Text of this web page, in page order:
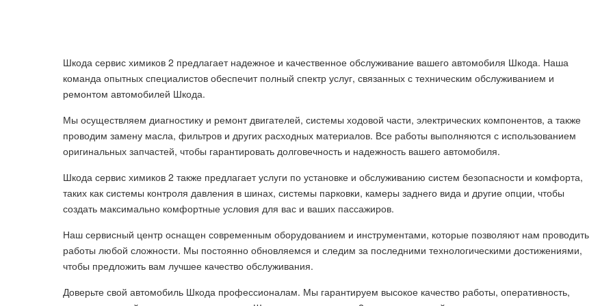
Шкода сервис химиков 2 предлагает надежное и качественное обслуживание вашего автомобиля Шкода. Наша
команда опытных специалистов обеспечит полный спектр услуг, связанных с техническим обслуживанием и
ремонтом автомобилей Шкода.
Мы осуществляем диагностику и ремонт двигателей, системы ходовой части, электрических компонентов, а также
проводим замену масла, фильтров и других расходных материалов. Все работы выполняются с использованием
оригинальных запчастей, чтобы гарантировать долговечность и надежность вашего автомобиля.
Шкода сервис химиков 2 также предлагает услуги по установке и обслуживанию систем безопасности и комфорта,
таких как системы контроля давления в шинах, системы парковки, камеры заднего вида и другие опции, чтобы
создать максимально комфортные условия для вас и ваших пассажиров.
Наш сервисный центр оснащен современным оборудованием и инструментами, которые позволяют нам проводить
работы любой сложности. Мы постоянно обновляемся и следим за последними технологическими достижениями,
чтобы предложить вам лучшее качество обслуживания.
Доверьте свой автомобиль Шкода профессионалам. Мы гарантируем высокое качество работы, оперативность,